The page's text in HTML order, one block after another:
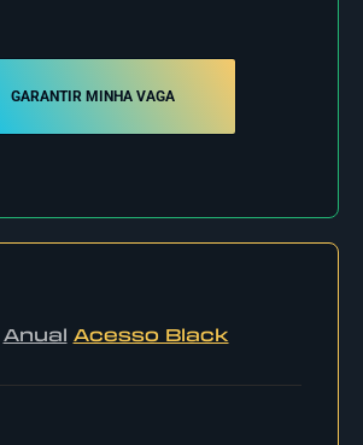
GARANTIR MINHA VAGA
Anual Acesso Black